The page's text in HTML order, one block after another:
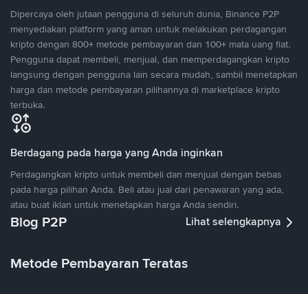
Dipercaya oleh jutaan pengguna di seluruh dunia, Binance P2P
menyediakan platform yang aman untuk melakukan perdagangan
kripto dengan 800+ metode pembayaran dan 100+ mata uang fiat.
Pengguna dapat membeli, menjual, dan memperdagangkan kripto
langsung dengan pengguna lain secara mudah, sambil menetapkan
harga dan metode pembayaran pilihannya di marketplace kripto
terbuka.
Berdagang pada harga yang Anda inginkan
Perdagangkan kripto untuk membeli dan menjual dengan bebas
pada harga pilihan Anda. Beli atau jual dari penawaran yang ada,
atau buat iklan untuk menetapkan harga Anda sendiri.
Blog P2P Lihat selengkapnya
Metode Pembayaran Teratas